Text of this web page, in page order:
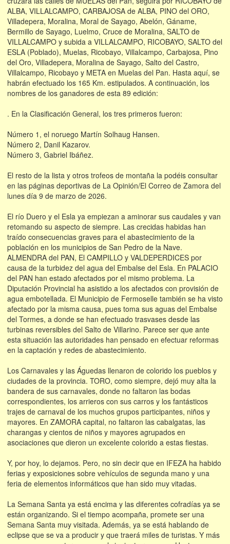
ALBA, VILLALCAMPO, CARBAJOSA de ALBA, PINO del ORO,
Villadepera, Moralina, Moral de Sayago, Abelón, Gáname,
Bermillo de Sayago, Luelmo, Cruce de Moralina, SALTO de
VILLALCAMPO y subida a VILLALCAMPO, RICOBAYO, SALTO del
ESLA (Poblado), Muelas, Ricobayo, Villalcampo, Carbajosa, Pino
del Oro, Villadepera, Moralina de Sayago, Salto del Castro,
Villalcampo, Ricobayo y META en Muelas del Pan. Hasta aquí, se
habrán efectuado los 165 Km. estipulados. A continuación, los
nombres de los ganadores de esta 89 edición:
. En la Clasificación General, los tres primeros fueron:
Número 1, el noruego Martín Solhaug Hansen.
Número 2, Danil Kazarov.
Número 3, Gabriel Ibáñez.
El resto de la lista y otros trofeos de montaña la podéis consultar
en las páginas deportivas de La Opinión/El Correo de Zamora del
lunes día 9 de marzo de 2026.
El río Duero y el Esla ya empiezan a aminorar sus caudales y van
retomando su aspecto de siempre. Las crecidas habidas han
traído consecuencias graves para el abastecimiento de la
población en los municipios de San Pedro de la Nave.
ALMENDRA del PAN, El CAMPILLO y VALDEPERDICES por
causa de la turbidez del agua del Embalse del Esla. En PALACIO
del PAN han estado afectados por el mismo problema. La
Diputación Provincial ha asistido a los afectados con provisión de
agua embotellada. El Municipio de Fermoselle también se ha visto
afectado por la misma causa, pues toma sus aguas del Embalse
del Tormes, a donde se han efectuado trasvases desde las
turbinas reversibles del Salto de Villarino. Parece ser que ante
esta situación las autoridades han pensado en efectuar reformas
en la captación y redes de abastecimiento.
Los Carnavales y las Águedas llenaron de colorido los pueblos y
ciudades de la provincia. TORO, como siempre, dejó muy alta la
bandera de sus carnavales, donde no faltaron las bodas
correspondientes, los arrieros con sus carros y los fantásticos
trajes de carnaval de los muchos grupos participantes, niños y
mayores. En ZAMORA capital, no faltaron las cabalgatas, las
charangas y cientos de niños y mayores agrupados en
asociaciones que dieron un excelente colorido a estas fiestas.
Y, por hoy, lo dejamos. Pero, no sin decir que en IFEZA ha habido
ferias y exposiciones sobre vehículos de segunda mano y una
feria de elementos informáticos que han sido muy vitadas.
La Semana Santa ya está encima y las diferentes cofradías ya se
están organizando. Si el tiempo acompaña, promete ser una
Semana Santa muy visitada. Además, ya se está hablando de
eclipse que se va a producir y que traerá miles de turistas. Y más